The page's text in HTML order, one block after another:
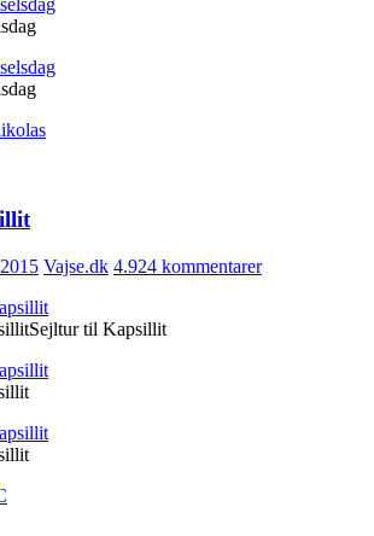
Vajse.dk 4.924 kommentarer
til Kapsillit